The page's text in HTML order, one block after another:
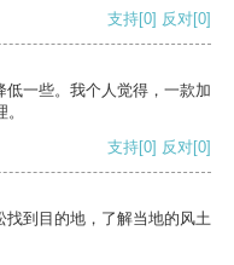
支持[0] 反对[0]
一些。我个人觉得，一款加
支持[0] 反对[0]
找到目的地，了解当地的风土